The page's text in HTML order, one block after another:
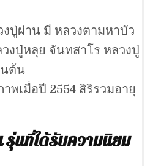
ปู่ผ่าน มี หลวงตามหาบัว
ปู่หลุย จันทสาโร หลวงปู่
นต้น
พเมื่อปี 2554 สิริรวมอายุ
นที่ได้รับความนิยม